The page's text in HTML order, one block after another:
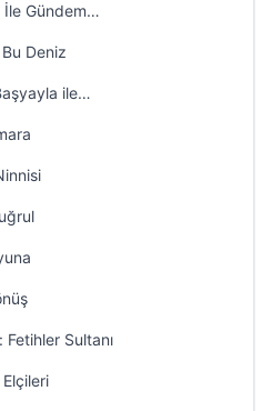
Gündem…
Deniz
ile…
Sultanı